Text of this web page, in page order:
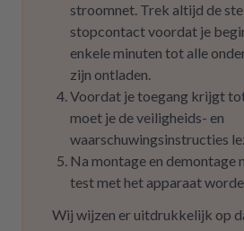
stroomnet. Trek altijd de
stopcontact voordat je
enkele minuten tot alle
zijn ontladen.
Voordat je toegang krijgt
moet je de veiligheids- en
waarschuwingsinstructies
Na montage en demontage
test met het apparaat
Wij wijzen er uitdrukkelijk op